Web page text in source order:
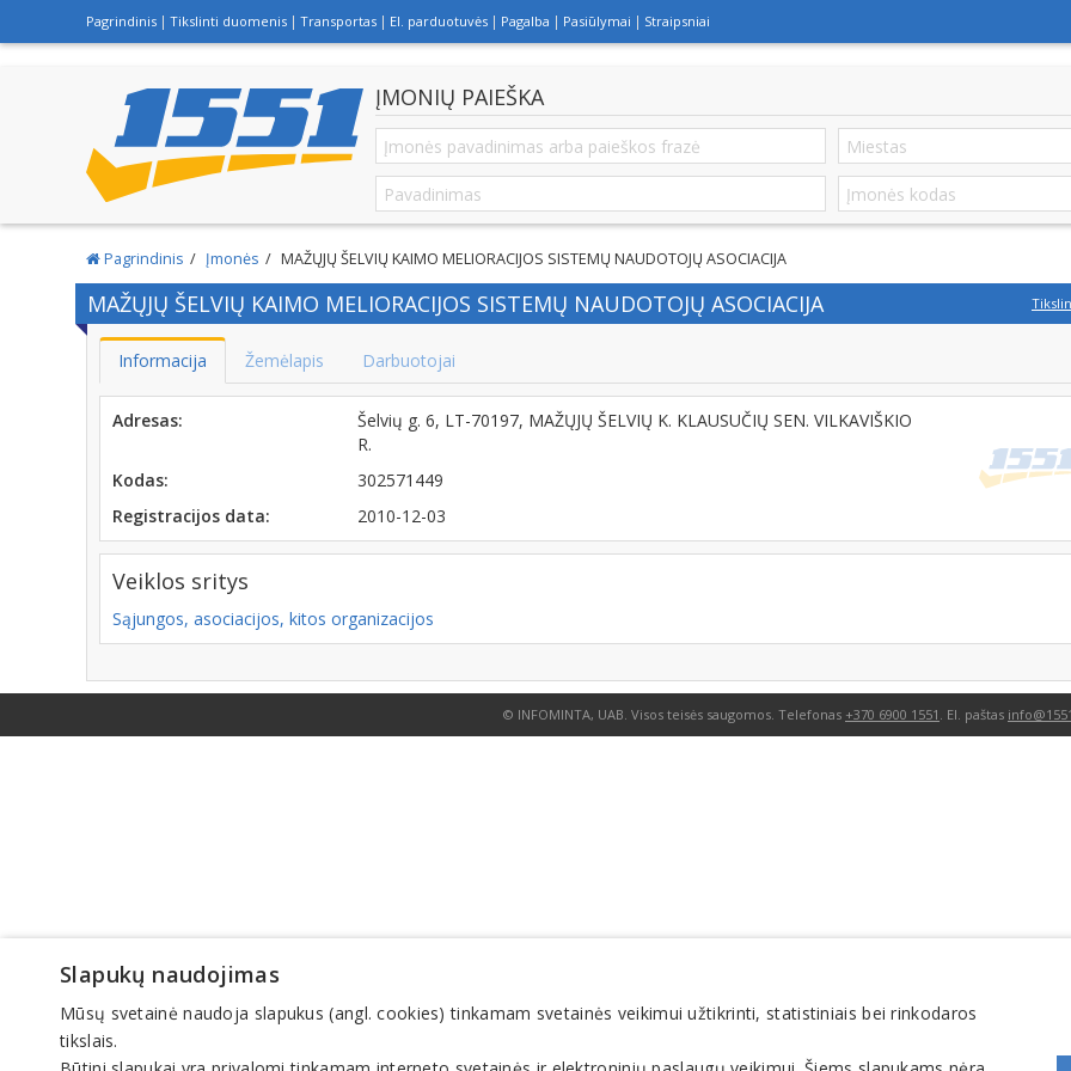
Pagrindinis Tikslinti duomenis Transportas El. parduotuvės Pagalba Pasiūlymai Straipsniai
ĮMONIŲ PAIEŠKA
Pagrindinis Įmonės MAŽŲJŲ ŠELVIŲ KAIMO MELIORACIJOS SISTEMŲ NAUDOTOJŲ ASOCIACIJA
MAŽŲJŲ ŠELVIŲ KAIMO MELIORACIJOS SISTEMŲ NAUDOTOJŲ ASOCIACIJA
Informacija Žemėlapis Darbuotojai
Adresas:
Šelvių g. 6, LT-70197, MAŽŲJŲ ŠELVIŲ K. KLAUSUČIŲ SEN. VILKAVIŠKIO
R.
Kodas:
302571449
Registracijos data:
2010-12-03
Veiklos sritys
Sąjungos, asociacijos, kitos organizacijos
© INFOMINTA, UAB. Visos teisės saugomos. Telefonas +370 6900 1551 . El. paštas
Slapukų naudojimas
Mūsų svetainė naudoja slapukus (angl. cookies) tinkamam svetainės veikimui užtikrinti, statistiniais bei rinkodaros
tikslais.